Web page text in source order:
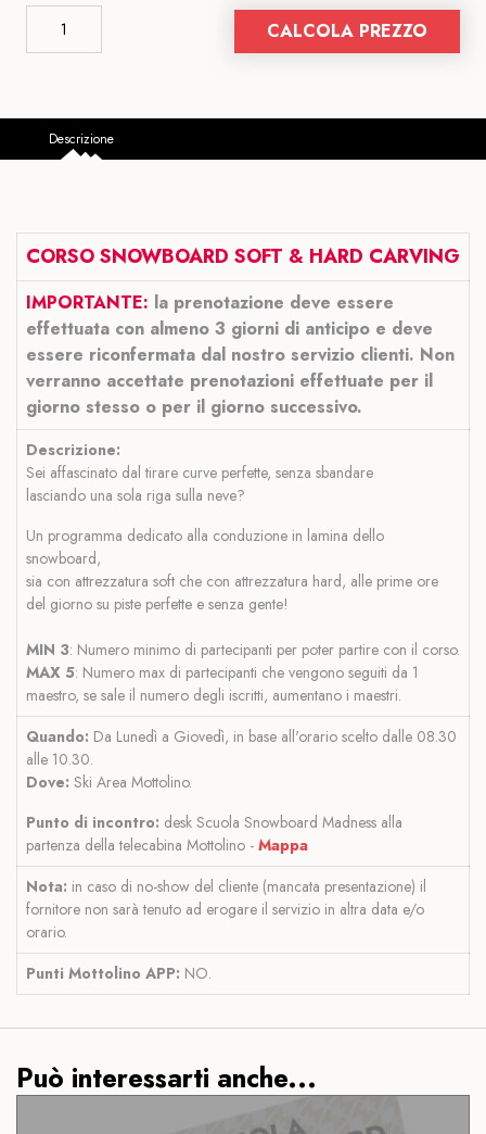
CALCOLA PREZZO
Descrizione
CORSO SNOWBOARD SOFT & HARD CARVING
IMPORTANTE: la prenotazione deve essere
effettuata con almeno 3 giorni di anticipo e deve
essere riconfermata dal nostro servizio clienti. Non
verranno accettate prenotazioni effettuate per il
giorno stesso o per il giorno successivo.
Descrizione:
Sei affascinato dal tirare curve perfette, senza sbandare
lasciando una sola riga sulla neve?
Un programma dedicato alla conduzione in lamina dello
snowboard,
sia con attrezzatura soft che con attrezzatura hard, alle prime ore
del giorno su piste perfette e senza gente!
MIN 3: Numero minimo di partecipanti per poter partire con il corso.
MAX 5: Numero max di partecipanti che vengono seguiti da 1
maestro, se sale il numero degli iscritti, aumentano i maestri.
Quando: Da Lunedì a Giovedì, in base all'orario scelto dalle 08.30
alle 10.30.
Dove: Ski Area Mottolino.
Punto di incontro: desk Scuola Snowboard Madness alla
partenza della telecabina Mottolino - Mappa
Nota: in caso di no-show del cliente (mancata presentazione) il
fornitore non sarà tenuto ad erogare il servizio in altra data e/o
orario.
Punti Mottolino APP: NO.
Può interessarti anche...